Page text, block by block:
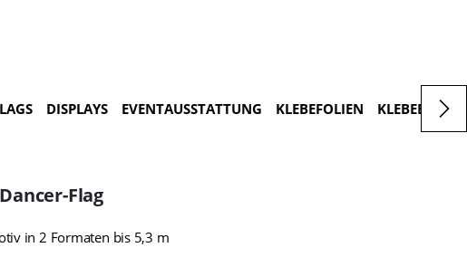
DISPLAYS EVENTAUSSTATTUNG KLEBEFOLIEN
Flag
in 2 Formaten bis 5,3 m